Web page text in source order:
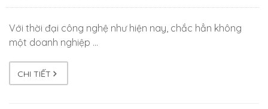
Với thời đại công nghệ như hiện nay, chắc hẳn không
một doanh nghiệp …
CHI TIẾT